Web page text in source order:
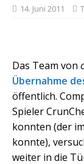
14. Juni 2011
Das Team von
Übernahme
öffentlich.
Spieler
konnten (der
konnte),
weiter in die